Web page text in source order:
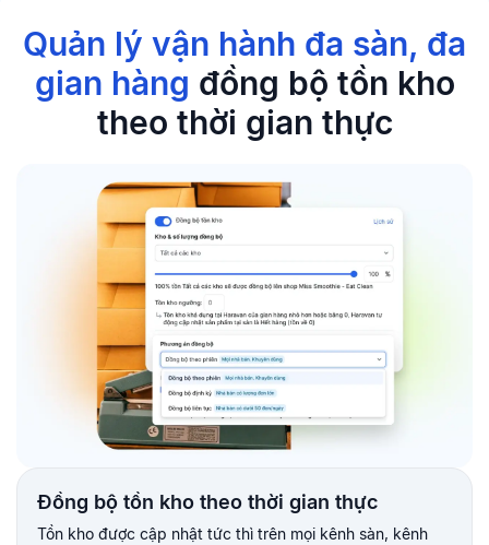
Quản lý vận hành đa sàn, đa
gian hàng đồng bộ tồn kho
theo thời gian thực
Đồng bộ tồn kho theo thời gian thực
Tồn kho được cập nhật tức thì trên mọi kênh sàn, kênh